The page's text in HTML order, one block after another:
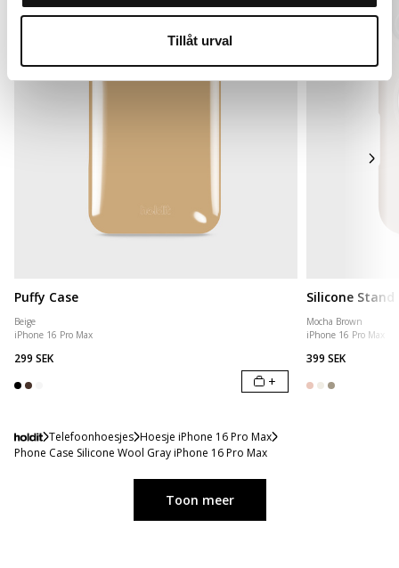
Tillåt urval
Puffy Case
Beige
iPhone 16 Pro Max
299 SEK
+
Silicone Stand
Mocha Brown
iPhone 16 Pro Max
399 SEK
Telefoonhoesjes Hoesje iPhone 16 Pro Max
Phone Case Silicone Wool Gray iPhone 16 Pro Max
Toon meer